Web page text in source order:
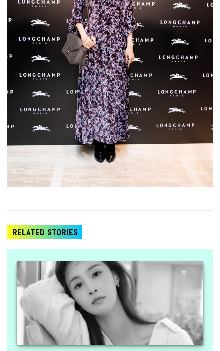
RELATED STORIES